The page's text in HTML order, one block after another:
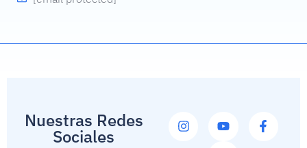
Nuestras Redes
Sociales